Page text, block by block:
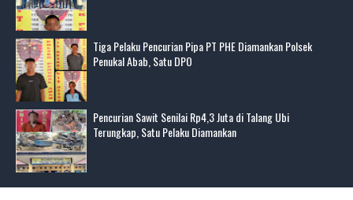
Tiga Pelaku Pencurian Pipa PT PHE Diamankan Polsek
Penukal Abab, Satu DPO
Pencurian Sawit Senilai Rp4,3 Juta di Talang Ubi
Terungkap, Satu Pelaku Diamankan